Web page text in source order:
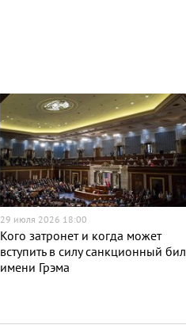
29 июля 2026 18:00
Кого затронет и когда может
вступить в силу санкционный
имени Грэма